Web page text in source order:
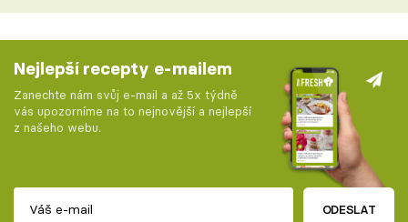
Nejlepší recepty e-mailem
Zanechte nám svůj e-mail a až 5x týdně
vás upozorníme na to nejnovější a nejlepší
z našeho webu.
ODESLAT